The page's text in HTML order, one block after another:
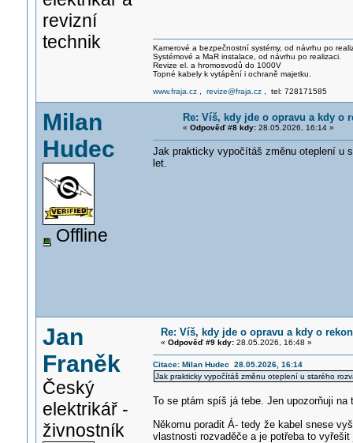
revizní
technik
Kamerové a bezpečnostní systémy, od návrhu po
Systémové a MaR instalace, od návrhu po realizaci.
Revize el. a hromosvodů do 1000V
Topné kabely k vytápění i ochraně majetku.
www.fraja.cz, revize@fraja.cz, tel: 728171585
Milan
Hudec
Offline
Re: Víš, kdy jde o opravu a kdy o
« Odpověď #8 kdy:28.05.2026, 16:14 »
Jak prakticky vypočítáš změnu oteplení u
let.
Jan
Franěk
Český
elektrikář -
živnostník
Re: Víš, kdy jde o opravu a kdy o
« Odpověď #9 kdy:28.05.2026, 16:48 »
Citace: Milan Hudec 28.05.2026, 16:14
Jak prakticky vypočítáš změnu oteplení u starého
To se ptám spíš já tebe. Jen upozorňuji
Někomu poradit Á- tedy že kabel snese
vlastnosti rozvaděče a je potřeba to